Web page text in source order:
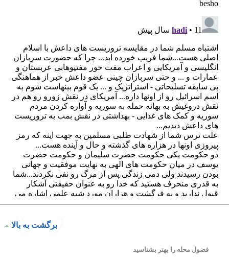
برگشت به بالا
فضول محله را بهتر بشناسید